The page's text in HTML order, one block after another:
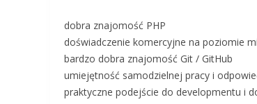
dobra znajomość PHP
doświadczenie komercyjne na poziomie
bardzo dobra znajomość Git / GitHub
umiejętność samodzielnej pracy i
praktyczne podejście do developmentu i